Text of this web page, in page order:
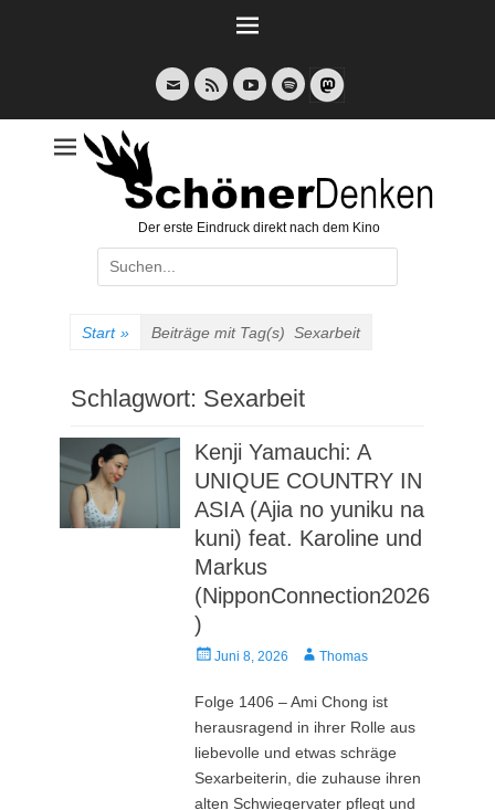
E-
Mail
Feed YouTubeSpotify
Der erste Eindruck direkt nach dem Kino
Suche
nach:
Start » Beiträge mit Tag(s) Sexarbeit
Schlagwort: Sexarbeit
Kenji Yamauchi: A
UNIQUE COUNTRY IN
ASIA (Ajia no yuniku na
kuni) feat. Karoline und
Markus
(NipponConnection2026
)
Veröffentlicht
Juni 8, 2026 AutorThomas
Folge 1406 – Ami Chong ist
herausragend in ihrer Rolle aus
liebevolle und etwas schräge
Sexarbeiterin, die zuhause ihren
alten Schwiegervater pflegt und